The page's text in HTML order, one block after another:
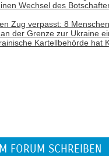
Wechsel des
Zug verpasst: 8
der Grenze zur Ukraine
Kartellbehörde hat
FORUM SCHREIBEN